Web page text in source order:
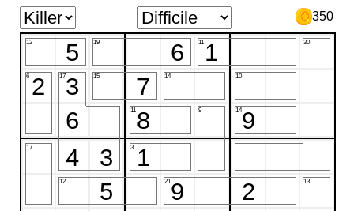
350
12 5 19
6 2 173 15
6
6 11 1
7
14
11 8 9
30
10
149
17 4 3
12 5
3 1
219 2 13